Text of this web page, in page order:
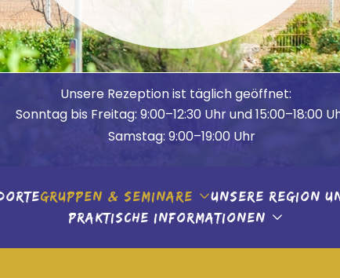
Unsere Rezeption ist täglich geöffnet:
Sonntag bis Freitag: 9:00–12:30 Uhr und 15:00–18:00
Samstag: 9:00–19:00 Uhr
ist für alle geöffnet, sowohl für externe Besucher
12:00 bis 14:00 Uhr / 19:00 bis 21:00 Uhr.
Gruppen & Seminare Unsere Region
Praktische Informationen